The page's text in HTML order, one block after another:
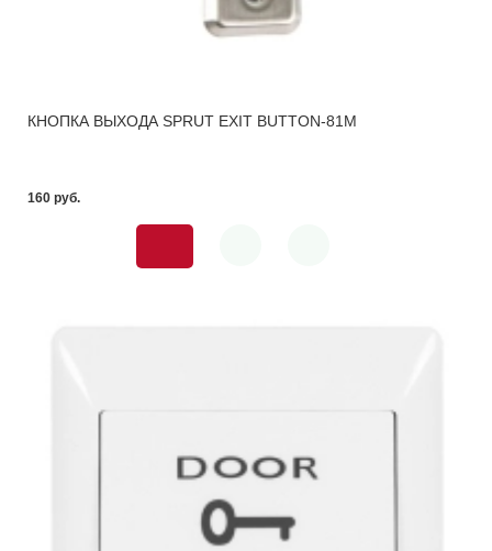
КНОПКА ВЫХОДА SPRUT EXIT BUTTON-81M
160 pуб.